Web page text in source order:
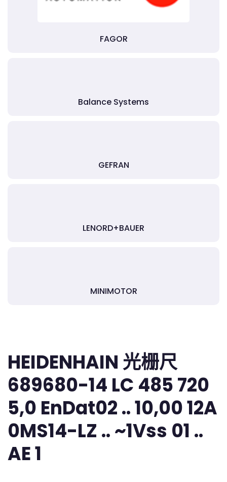
FAGOR
Balance Systems
GEFRAN
LENORD+BAUER
MINIMOTOR
HEIDENHAIN 光栅尺
689680-14 LC 485 720
5,0 EnDat02 .. 10,00 12A
0MS14-LZ .. ~1Vss 01 ..
AE 1